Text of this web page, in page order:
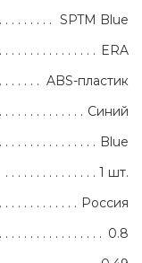
SPTM Blue
ERA
ABS-пластик
Синий
Blue
1 шт.
Россия
0.8